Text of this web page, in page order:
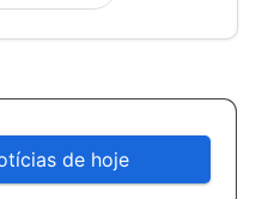
de hoje